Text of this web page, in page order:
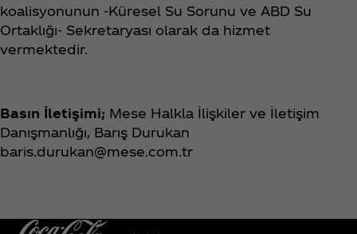
koalisyonunun -Küresel Su Sorunu ve ABD Su
Ortaklığı- Sekretaryası olarak da hizmet
vermektedir.
Basın İletişimi; Mese Halkla İlişkiler ve İletişim
Danışmanlığı, Barış Durukan
baris.durukan@mese.com.tr